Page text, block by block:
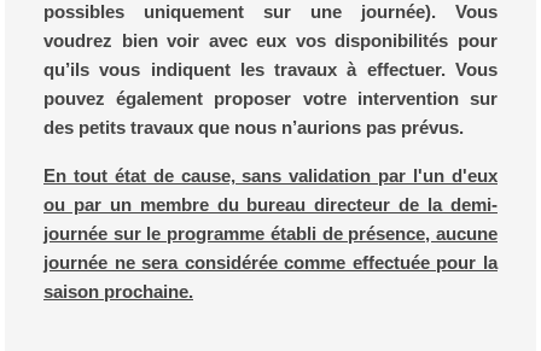
possibles uniquement sur une journée). Vous
voudrez bien voir avec eux vos disponibilités pour
qu’ils vous indiquent les travaux à effectuer. Vous
pouvez également proposer votre intervention sur
des petits travaux que nous n’aurions pas prévus.
En tout état de cause, sans validation par l'un d'eux
ou par un membre du bureau directeur de la demi-
journée sur le programme établi de présence, aucune
journée ne sera considérée comme effectuée pour la
saison prochaine.